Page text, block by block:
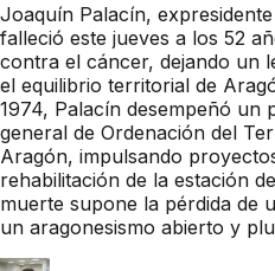
Joaquín Palacín,
falleció este jueves a los 52
contra el cáncer, dejando un
el equilibrio territorial de
1974, Palacín desempeñó un
general de Ordenación del
Aragón, impulsando
rehabilitación de la estación
muerte supone la pérdida de
un aragonesismo abierto y